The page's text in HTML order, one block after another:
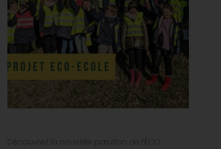
Découvrez la nouvelle parution de l’ÉCO